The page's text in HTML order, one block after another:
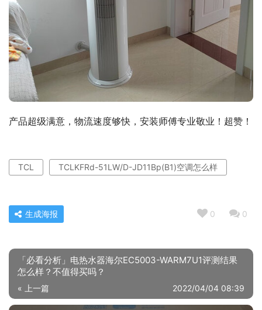
产品超级满意，物流速度够快，安装师傅专业敬业！超赞！
TCL TCLKFRd-51LW/D-JD11Bp(B1)空调怎么样
0 0
生成海报
「必看分析」电热水器海尔EC5003-WARM7U1评测结果
怎么样？不值得买吗？
« 上一篇 2022/04/04 08:39